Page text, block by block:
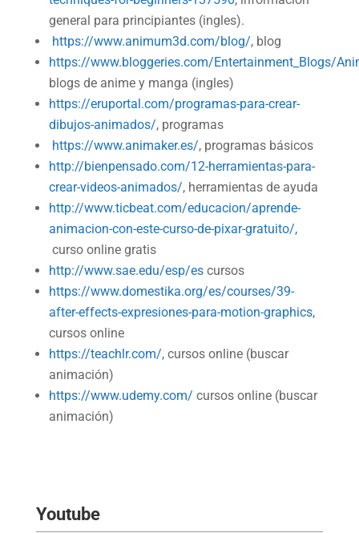
general para principiantes (ingles).
https://www.animum3d.com/blog/, blog
https://www.bloggeries.com/Entertainment_Blogs/
blogs de anime y manga (ingles)
https://eruportal.com/programas-para-crear-
dibujos-animados/, programas
https://www.animaker.es/, programas básicos
http://bienpensado.com/12-herramientas-para-
crear-videos-animados/, herramientas de ayuda
http://www.ticbeat.com/educacion/aprende-
animacion-con-este-curso-de-pixar-gratuito/,
curso online gratis
http://www.sae.edu/esp/escursos
https://www.domestika.org/es/courses/39-
after-effects-expresiones-para-motion-graphics,
cursos online
https://teachlr.com/, cursos online (buscar
animación)
https://www.udemy.com/ cursos online (buscar
animación)
Youtube